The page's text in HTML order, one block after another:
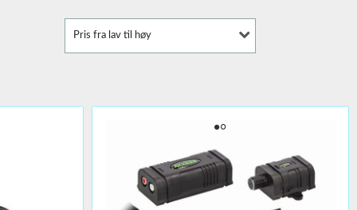
Pris fra lav til høy